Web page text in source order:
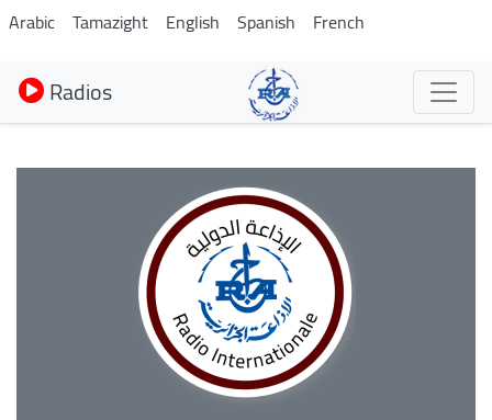
Aller
au
contenu
principal
Arabic Tamazight English Spanish French
Radios